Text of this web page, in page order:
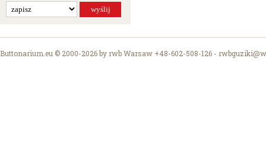
Buttonarium.eu © 2000-2026 by rwb Warsaw +48-602-508-126 -